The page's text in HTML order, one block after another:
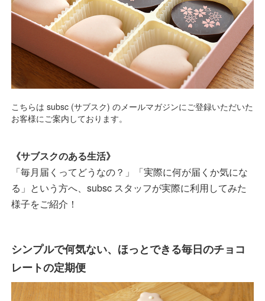
こちらは subsc (サブスク) のメールマガジンにご登録いただいた
お客様にご案内しております。
《サブスクのある生活》
「毎月届くってどうなの？」「実際に何が届くか気にな
る」という方へ、subsc スタッフが実際に利用してみた
様子をご紹介！
シンプルで何気ない、ほっとできる毎日のチョコ
レートの定期便